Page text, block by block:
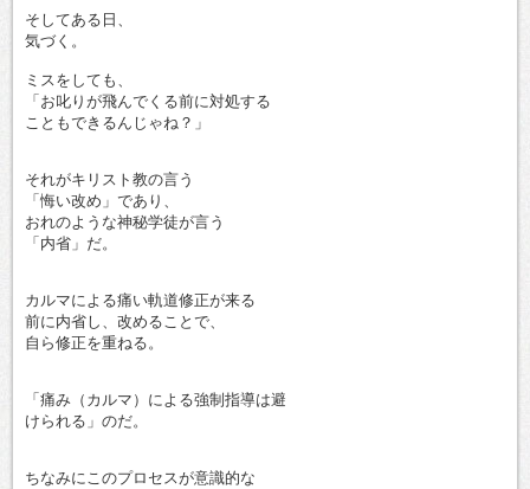
そしてある日、
気づく。
ミスをしても、
「お叱りが飛んでくる前に対処する
こともできるんじゃね？」
それがキリスト教の言う
「悔い改め」であり、
おれのような神秘学徒が言う
「内省」だ。
カルマによる痛い軌道修正が来る
前に内省し、改めることで、
自ら修正を重ねる。
「痛み（カルマ）による強制指導は避
けられる」のだ。
ちなみにこのプロセスが意識的な